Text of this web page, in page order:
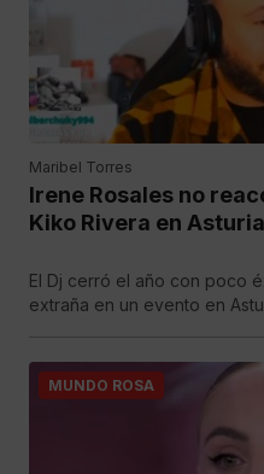
Maribel Torres
Irene Rosales no
Kiko Rivera en
El Dj cerró el año con poco
extraña en un evento en
MUNDO ROSA